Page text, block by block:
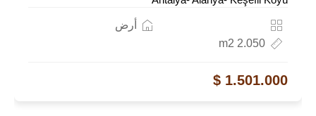
أرض
2.050 m2
1.501.000 $